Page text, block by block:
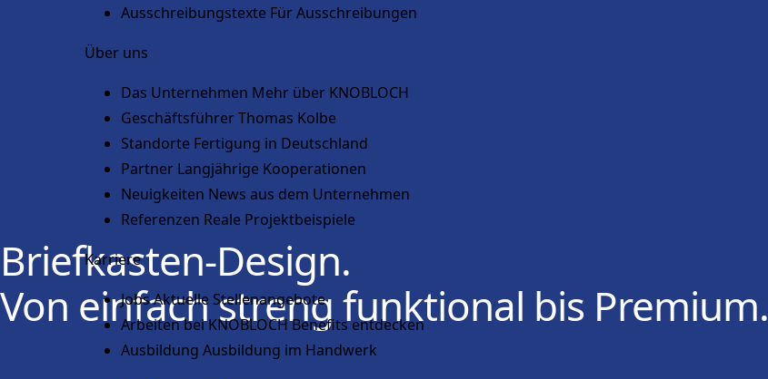
Ausschreibungstexte Für Ausschreibungen
Über uns
Das Unternehmen Mehr über KNOBLOCH
Geschäftsführer Thomas Kolbe
Standorte Fertigung in Deutschland
Partner Langjährige Kooperationen
Neuigkeiten News aus dem Unternehmen
Referenzen Reale Projektbeispiele
Karriere
JobsAktuelle Stellenangebote
Arbeiten bei KNOBLOCH Benefits entdecken
Ausbildung Ausbildung im Handwerk
Briefkasten-Design.
Von einfach streng funktional bis Premium.